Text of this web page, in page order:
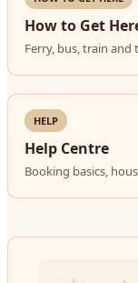
How to Get
Ferry, bus, train
HELP
Help Centre
Booking basics,